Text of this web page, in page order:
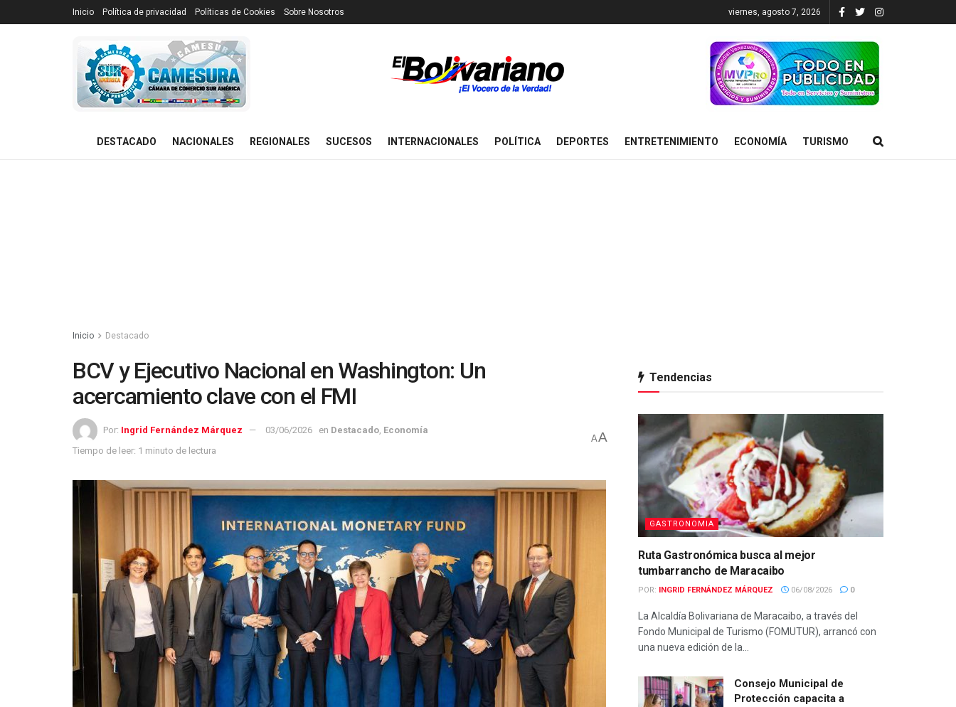
Inicio Política de privacidad Políticas de Cookies Sobre Nosotros viernes, agosto 7, 2026
DESTACADO NACIONALES REGIONALES SUCESOS INTERNACIONALES POLÍTICA DEPORTES ENTRETENIMIENTO ECONOMÍA TURISMO
Inicio Destacado
BCV y Ejecutivo Nacional en Washington: Un
acercamiento clave con el FMI
Por: Ingrid Fernández Márquez 03/06/2026 en Destacado Economía
Tiempo de leer: 1 minuto de lectura
AA
Tendencias
GASTRONOMIA
Ruta Gastronómica busca al mejor
tumbarrancho de Maracaibo
POR: INGRID FERNÁNDEZ MÁRQUEZ 06/08/2026 0
La Alcaldía Bolivariana de Maracaibo, a través del
Fondo Municipal de Turismo (FOMUTUR), arrancó con
una nueva edición de la...
Consejo Municipal de
Protección capacita a